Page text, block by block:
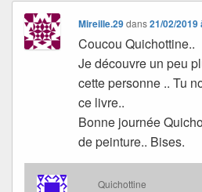
Mireille.29dans21/02/2019
Coucou Quichottine..
Je découvre un peu
cette personne .. Tu
ce livre..
Bonne journée
de peinture.. Bises.
Quichottine